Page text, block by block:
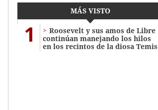
MÁS VISTO
1
Roosevelt y sus amos de Libre
continúan manejando los hilos
en los recintos de la diosa Temis